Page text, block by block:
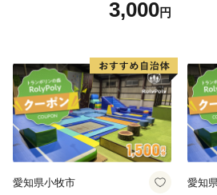
※１２月は土・日曜日も対応して
3,000円
愛知県小牧市 愛知